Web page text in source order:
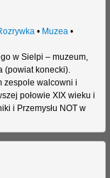
• Muzea •
w Sielpi – muzeum,
(powiat konecki).
zespole walcowni i
połowie XIX wieku i
i Przemysłu NOT w